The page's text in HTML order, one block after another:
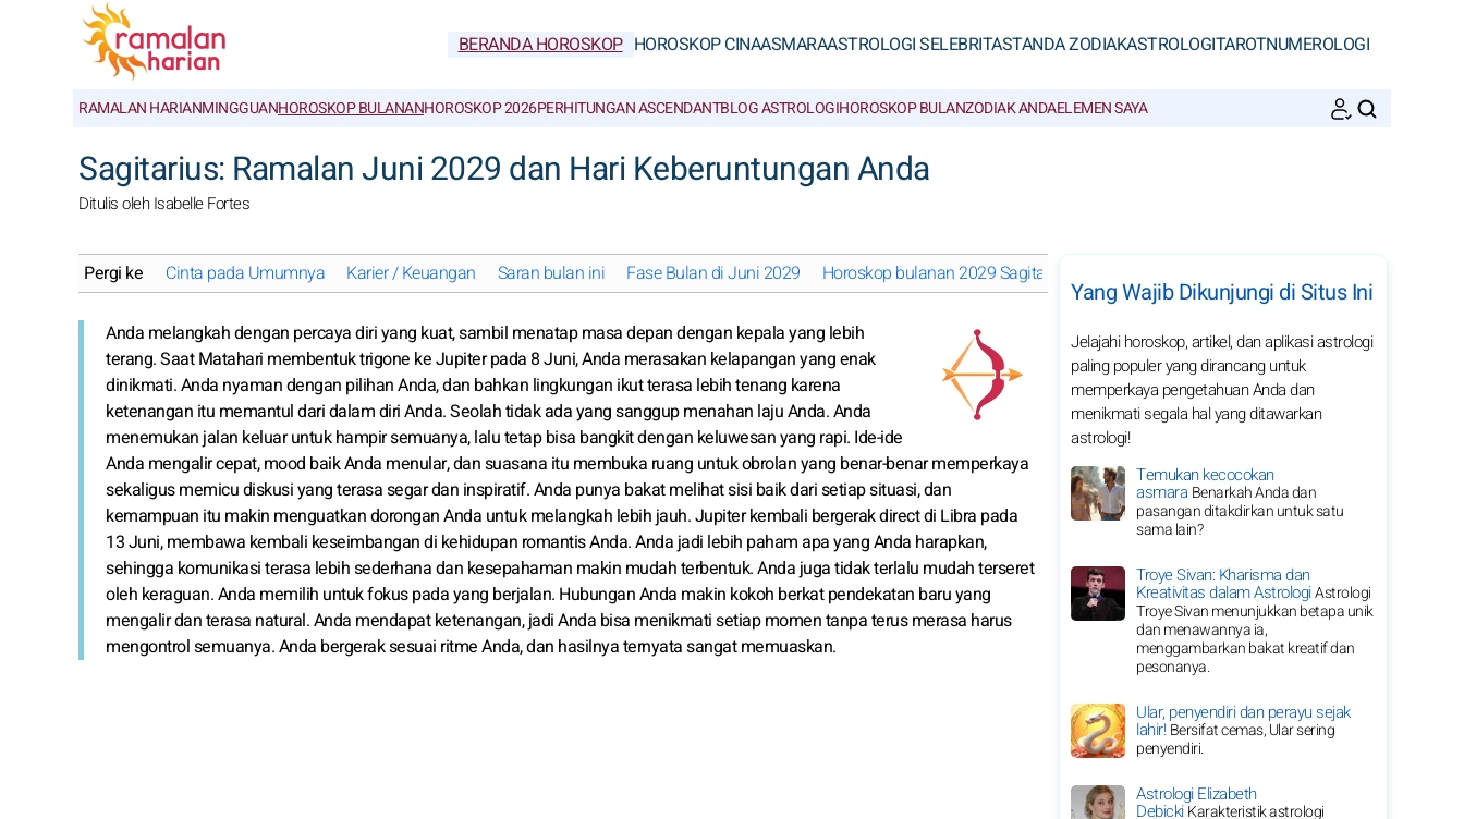
BERANDA HOROSKOP HOROSKOP CINAASMARAASTROLOGI SELEBRITASTANDA ZODIAKASTROLOGITAROTNUMEROLOGI
RAMALAN HARIANMINGGUANHOROSKOP BULANANHOROSKOP 2026PERHITUNGAN ASCENDANTBLOG ASTROLOGIHOROSKOP BULANZODIAK ANDAELEMEN SAYA
Sagitarius: Ramalan Juni 2029 dan Hari Keberuntungan Anda
Ditulis oleh Isabelle Fortes
Pergi ke Cinta pada Umumnya Karier / Keuangan Saran bulan ini Fase Bulan di Juni 2029 Horoskop bulanan 2029 Sagitarius: pilih bulan
Anda melangkah dengan percaya diri yang kuat, sambil menatap masa depan dengan kepala yang lebih
terang. Saat Matahari membentuk trigone ke Jupiter pada 8 Juni, Anda merasakan kelapangan yang enak
dinikmati. Anda nyaman dengan pilihan Anda, dan bahkan lingkungan ikut terasa lebih tenang karena
ketenangan itu memantul dari dalam diri Anda. Seolah tidak ada yang sanggup menahan laju Anda. Anda
menemukan jalan keluar untuk hampir semuanya, lalu tetap bisa bangkit dengan keluwesan yang rapi. Ide-ide
Anda mengalir cepat, mood baik Anda menular, dan suasana itu membuka ruang untuk obrolan yang benar-benar memperkaya
sekaligus memicu diskusi yang terasa segar dan inspiratif. Anda punya bakat melihat sisi baik dari setiap situasi, dan
kemampuan itu makin menguatkan dorongan Anda untuk melangkah lebih jauh. Jupiter kembali bergerak direct di Libra pada
13 Juni, membawa kembali keseimbangan di kehidupan romantis Anda. Anda jadi lebih paham apa yang Anda harapkan,
sehingga komunikasi terasa lebih sederhana dan kesepahaman makin mudah terbentuk. Anda juga tidak terlalu mudah terseret
oleh keraguan. Anda memilih untuk fokus pada yang berjalan. Hubungan Anda makin kokoh berkat pendekatan baru yang
mengalir dan terasa natural. Anda mendapat ketenangan, jadi Anda bisa menikmati setiap momen tanpa terus merasa harus
mengontrol semuanya. Anda bergerak sesuai ritme Anda, dan hasilnya ternyata sangat memuaskan.
Yang Wajib Dikunjungi di Situs Ini
Jelajahi horoskop, artikel, dan aplikasi astrologi
paling populer yang dirancang untuk
memperkaya pengetahuan Anda dan
menikmati segala hal yang ditawarkan
astrologi!
Temukan kecocokan
asmara Benarkah Anda dan
pasangan ditakdirkan untuk satu
sama lain?
Troye Sivan: Kharisma dan
Kreativitas dalam AstrologiAstrologi
Troye Sivan menunjukkan betapa unik
dan menawannya ia,
menggambarkan bakat kreatif dan
pesonanya.
Ular, penyendiri dan perayu sejak
lahir!Bersifat cemas, Ular sering
penyendiri.
Astrologi Elizabeth
DebickiKarakteristik astrologi